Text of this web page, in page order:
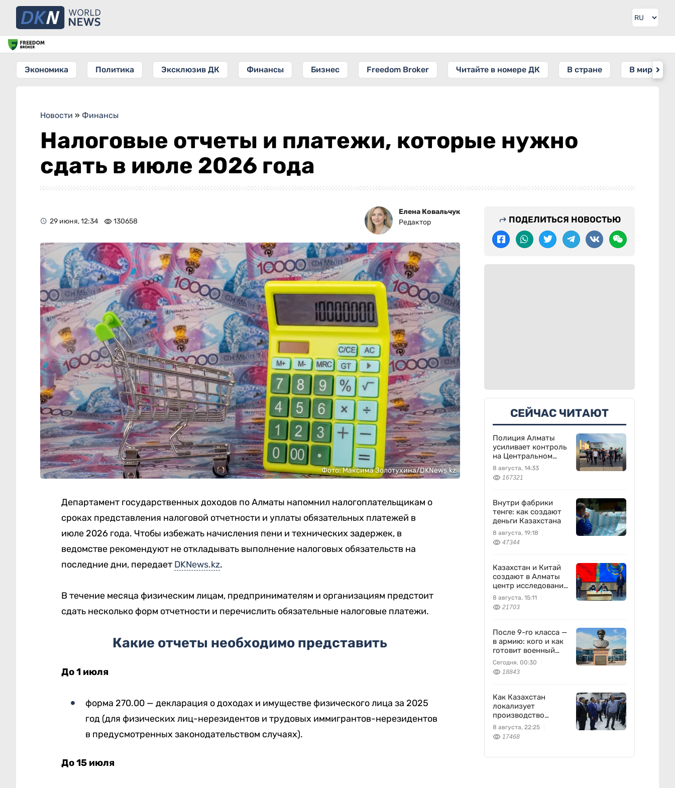
Экономика Политика Эксклюзив ДК Финансы Бизнес Freedom Broker Читайте в номере ДК В стране В мире
Новости » Финансы
Налоговые отчеты и платежи, которые нужно
сдать в июле 2026 года
29 июня, 12:34 130658
Елена Ковальчук
Редактор
Фото: Максима Золотухина/DKNews.kz
Департамент государственных доходов по Алматы напомнил налогоплательщикам о
сроках представления налоговой отчетности и уплаты обязательных платежей в
июле 2026 года. Чтобы избежать начисления пени и технических задержек, в
ведомстве рекомендуют не откладывать выполнение налоговых обязательств на
последние дни, передает DKNews.kz.
В течение месяца физическим лицам, предпринимателям и организациям предстоит
сдать несколько форм отчетности и перечислить обязательные налоговые платежи.
Какие отчеты необходимо представить
До 1 июля
форма 270.00 — декларация о доходах и имуществе физического лица за 2025
год (для физических лиц-нерезидентов и трудовых иммигрантов-нерезидентов
в предусмотренных законодательством случаях).
До 15 июля
ПОДЕЛИТЬСЯ НОВОСТЬЮ
СЕЙЧАС ЧИТАЮТ
Полиция Алматы
усиливает контроль
на Центральном
вещевом рынке
8 августа, 14:33
167321
Внутри фабрики
тенге: как создают
деньги Казахстана
8 августа, 19:18
47344
Казахстан и Китай
создают в Алматы
центр исследований
землетрясений
8 августа, 15:11
21703
После 9-го класса —
в армию: кого и как
готовит военный
колледж
Сегодня, 00:30
18843
Как Казахстан
локализует
производство
оборонной техники
8 августа, 22:25
17468